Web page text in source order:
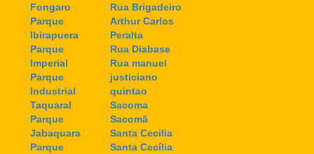
Fongaro
Parque
Ibirapuera
Parque
Imperial
Parque
Industrial
Taquaral
Parque
Jabaquara
Parque
Rua Brigadeiro
Arthur Carlos
Peralta
Rua Diabase
Rua manuel
justiciano
quintao
Sacoma
Sacomã
Santa Cecilia
Santa Cecília